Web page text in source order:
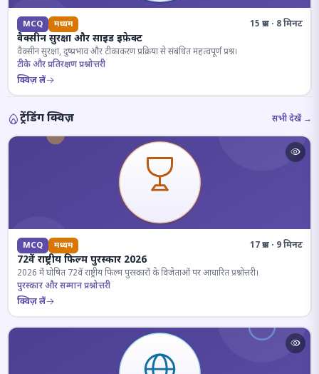
MCQ मध्यम 15 प्रश्न · 8 मिनट
वैक्सीन सुरक्षा और साइड इफ़ेक्ट
वैक्सीन सुरक्षा, दुष्प्रभाव और टीकाकरण प्रक्रिया से संबंधित महत्वपूर्ण प्रश्न।
टीके और प्रतिरक्षण प्रश्नोत्तरी
क्विज़ लें
ट्रेंडिंग क्विज़ सभी देखें →
MCQ मध्यम 17 प्रश्न · 9 मिनट
72वें राष्ट्रीय फिल्म पुरस्कार 2026
2026 में घोषित 72वें राष्ट्रीय फिल्म पुरस्कारों के विजेताओं पर आधारित प्रश्नोत्तरी।
पुरस्कार और सम्मान प्रश्नोत्तरी
क्विज़ लें